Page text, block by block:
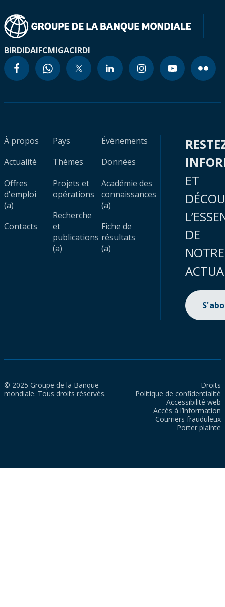
BIRDIDAIFCMIGACIRDI
À propos
Actualité
Offres
d'emploi
(a)
Contacts
Pays
Thèmes
Projets et
opérations
Recherche
et
publications
(a)
Évènements
Données
Académie des
connaissances
(a)
Fiche de
résultats
(a)
ET
DE
NOTRE
© 2025 Groupe de la Banque
mondiale. Tous droits réservés.
Droits
Politique de confidentialité
Accessibilité web
Accès à l’information
Courriers frauduleux
Porter plainte